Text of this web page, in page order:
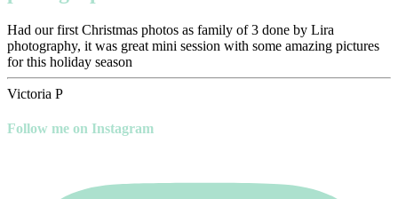
Had our first Christmas photos as family of 3 done by Lira
photography, it was great mini session with some amazing pictures
for this holiday season
Victoria P
Follow me on Instagram